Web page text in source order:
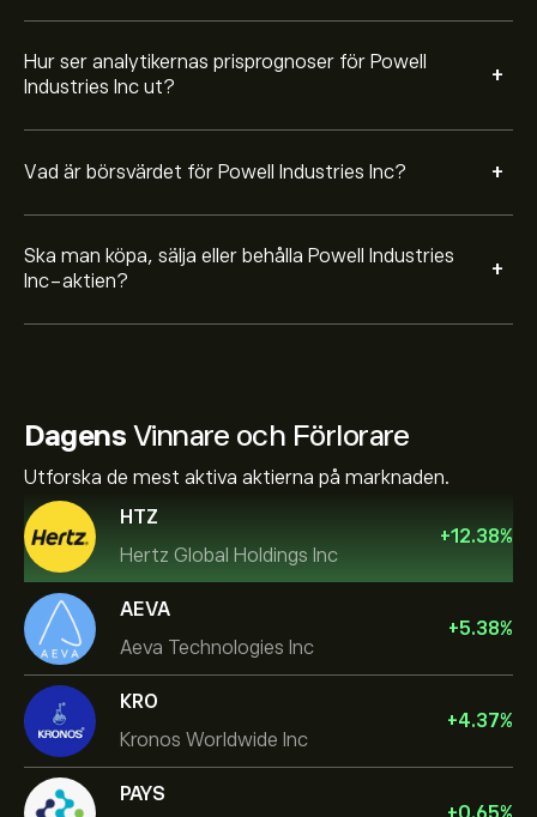
Hur ser analytikernas prisprognoser för Powell
Industries Inc ut?
+
Vad är börsvärdet för Powell Industries Inc? +
Ska man köpa, sälja eller behålla Powell Industries
Inc-aktien?
+
Dagens Vinnare och Förlorare
Utforska de mest aktiva aktierna på marknaden.
HTZ
Hertz Global Holdings Inc
+12.38%
AEVA
Aeva Technologies Inc
+5.38%
KRO
Kronos Worldwide Inc
+4.37%
PAYS